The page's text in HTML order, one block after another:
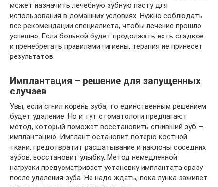
может назначить лечебную зубную пасту для
использования в домашних условиях. Нужно соблюдать
все рекомендации специалиста, чтобы лечение прошло
успешно. Если больной будет продолжать есть сладкое
и пренебрегать правилами гигиены, терапия не принесет
результатов.
Имплантация – решение для запущенных
случаев
Увы, если сгнил корень зуба, то единственным решением
будет удаление. Но и тут стоматологи предлагают
метод, который поможет восстановить сгнивший зуб —
имплантацию. Имплант остановит потерю костной
ткани, предотвратит расшатывание и наклоны соседних
зубов, восстановит улыбку. Метод немедленной
нагрузки предусматривает установку имплантата сразу
после удаления зуба. Не надо ждать, пока лунка заживет